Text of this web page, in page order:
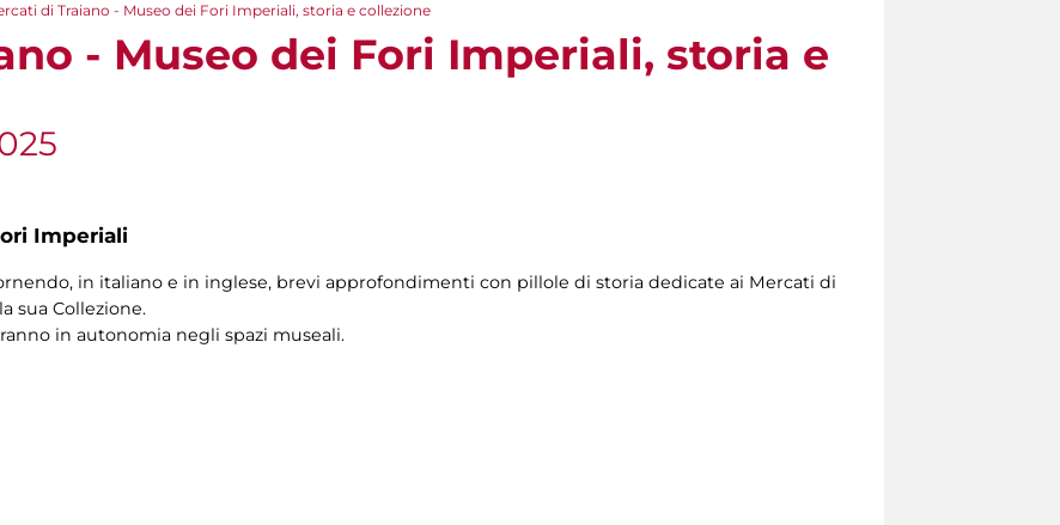
di Traiano - Museo dei Fori Imperiali, storia e collezione
- Museo dei Fori Imperiali, storia e
Imperiali
in italiano e in inglese, brevi approfondimenti con pillole di storia dedicate ai Mercati di
sua Collezione.
in autonomia negli spazi museali.